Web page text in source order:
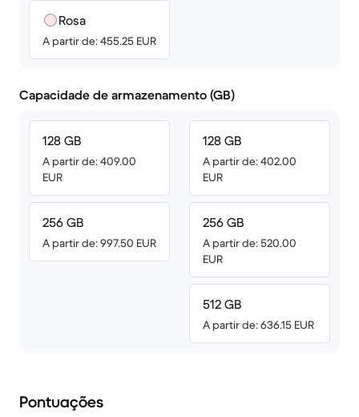
Rosa
A partir de: 455.25 EUR
Capacidade de armazenamento (GB)
128 GB
A partir de: 409.00
EUR
256 GB
A partir de: 997.50 EUR
128 GB
A partir de: 402.00
EUR
256 GB
A partir de: 520.00
EUR
512 GB
A partir de: 636.15 EUR
Pontuações